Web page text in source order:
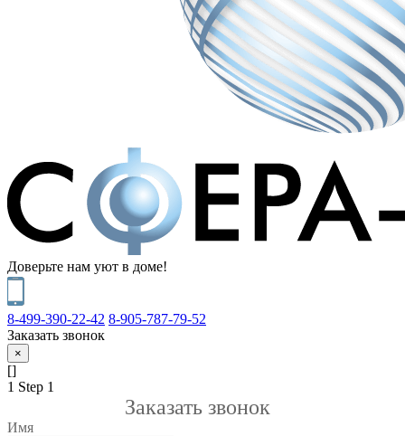
Доверьте нам уют в доме!
8-499-390-22-42 8-905-787-79-52
Заказать звонок
×
[]
1 Step 1
Заказать звонок
Имя